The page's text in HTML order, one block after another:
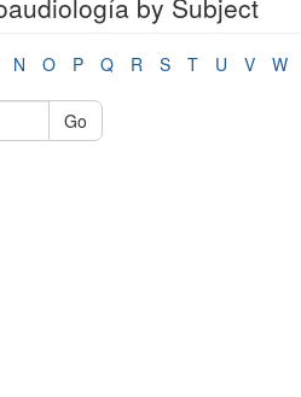
by Subject
N O P Q R S T U V W
Go